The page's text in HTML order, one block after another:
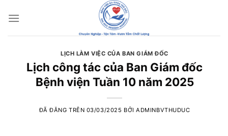
đến
LỊCH LÀM VIỆC CỦA BAN GIÁM ĐỐC
Lịch công tác của Ban Giám đốc
Bệnh viện Tuần 10 năm 2025
ĐÃ ĐĂNG TRÊN 03/03/2025 BỞIADMINBVTHUDUC